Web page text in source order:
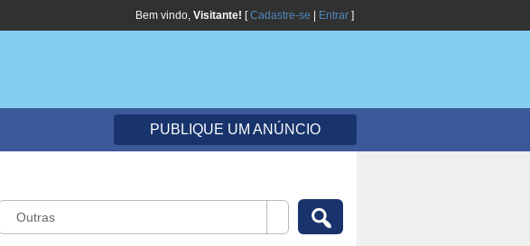
Bem vindo, Visitante! [Cadastre-se Entrar ]
PUBLIQUE UM ANÚNCIO
Outras